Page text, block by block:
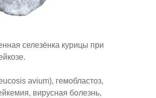
селезёнка курицы при
avium), гемобластоз,
вирусная болезнь,